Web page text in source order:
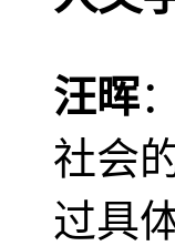
汪晖
社会
过具